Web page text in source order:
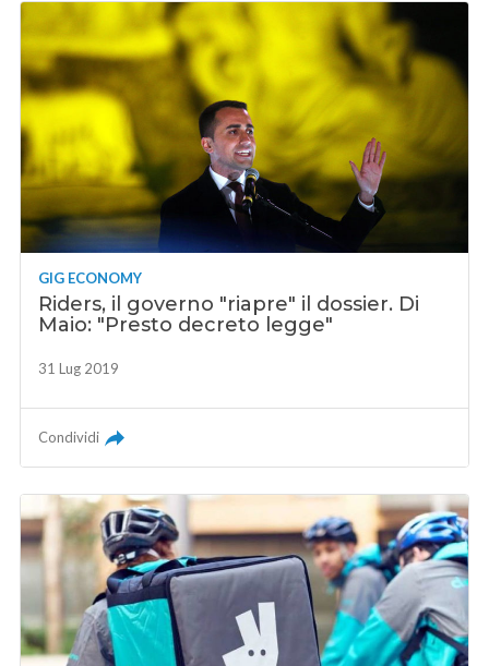
GIG ECONOMY
Riders, il governo "riapre" il dossier. Di
Maio: "Presto decreto legge"
31 Lug 2019
Condividi